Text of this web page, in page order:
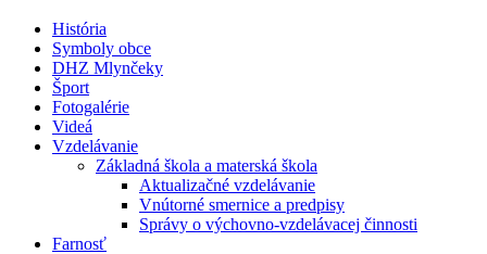
História
Symboly obce
DHZ Mlynčeky
Šport
Fotogalérie
Videá
Vzdelávanie
Základná škola a materská škola
Aktualizačné vzdelávanie
Vnútorné smernice a predpisy
Správy o výchovno-vzdelávacej činnosti
Farnosť